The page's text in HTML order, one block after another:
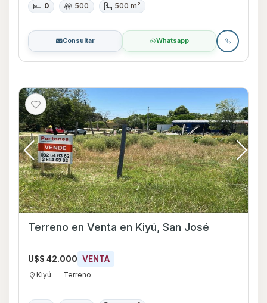
0 500 500 m²
Consultar Whatsapp
Terreno en Venta en Kiyú, San José
U$S 42.000 VENTA
Kiyú Terreno